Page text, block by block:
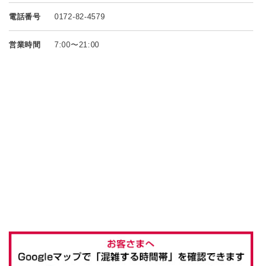
電話番号 0172-82-4579
営業時間 7:00〜21:00